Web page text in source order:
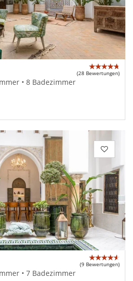
(28 Bewertungen)
• 8 Badezimmer
(9 Bewertungen)
• 7 Badezimmer